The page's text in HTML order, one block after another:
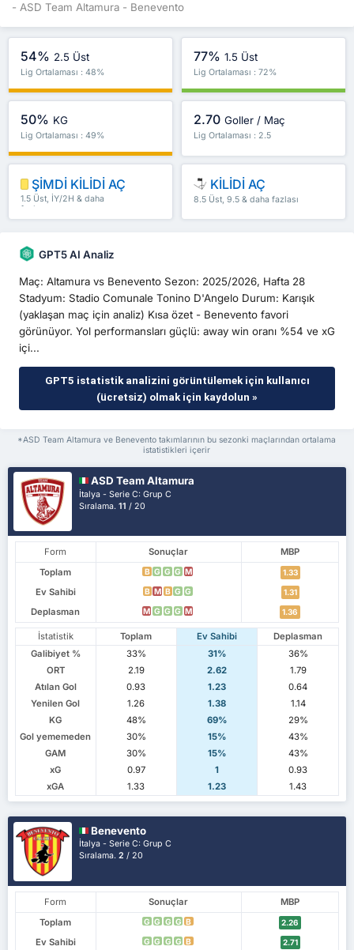
- ASD Team Altamura - Benevento
54% 2.5 Üst
Lig Ortalaması : 48%
77% 1.5 Üst
Lig Ortalaması : 72%
50% KG
Lig Ortalaması : 49%
2.70 Goller / Maç
Lig Ortalaması : 2.5
ŞİMDİ KİLİDİ AÇ
1.5 Üst, İY/2H & daha
fazlası
KİLİDİ AÇ
8.5 Üst, 9.5 & daha fazlası
GPT5 AI Analiz
Maç: Altamura vs Benevento Sezon: 2025/2026, Hafta 28
Stadyum: Stadio Comunale Tonino D'Angelo Durum: Karışık
(yaklaşan maç için analiz) Kısa özet - Benevento favori
görünüyor. Yol performansları güçlü: away win oranı %54 ve xG
içi...
GPT5 istatistik analizini görüntülemek için kullanıcı
(ücretsiz) olmak için kaydolun »
*ASD Team Altamura ve Benevento takımlarının bu sezonki maçlarından ortalama
istatistikleri içerir
ASD Team Altamura
İtalya - Serie C: Grup C
Sıralama.11 / 20
Form Sonuçlar
MBP
Toplam
B G G G M 1.33
Ev Sahibi B M B G G 1.31
Deplasman M G G G M 1.36
İstatistik Toplam Ev Sahibi
Deplasman
Galibiyet %
33% 31%
36%
ORT
2.19 2.62
1.79
Atılan Gol
0.93 1.23
0.64
Yenilen Gol
1.26 1.38
1.14
KG
48% 69%
29%
Gol yememeden
30% 15%
43%
GAM
30% 15%
43%
xG
0.97 1
0.93
xGA
1.33 1.23 1.43
Benevento
İtalya - Serie C: Grup C
Sıralama.2 / 20
Form Sonuçlar
MBP
Toplam
G G G G B 2.26
Ev Sahibi G G G G B 2.71